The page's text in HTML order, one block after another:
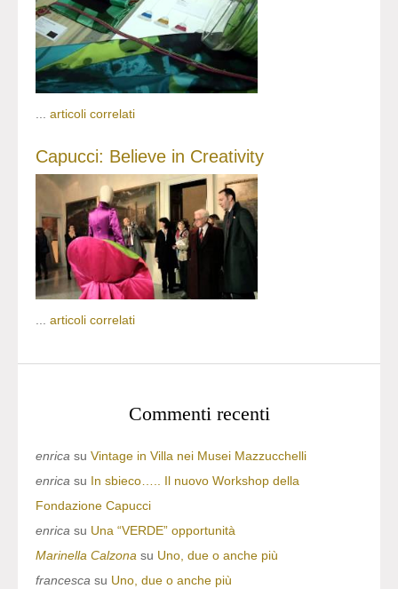
... articoli correlati
Capucci: Believe in Creativity
articoli correlati
Commenti recenti
enrica su Vintage in Villa nei Musei Mazzucchelli
enrica su In sbieco….. Il nuovo Workshop della
Fondazione Capucci
enrica su Una “VERDE” opportunità
Marinella Calzona su Uno, due o anche più
francesca su Uno, due o anche più